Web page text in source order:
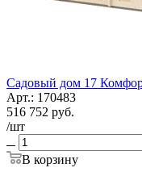
Садовый дом 17
Арт.: 170483
516 752 руб.
/шт
В корзину